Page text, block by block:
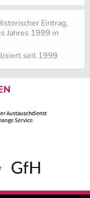
Eintrag,
Jahres 1999 in
seit 1999